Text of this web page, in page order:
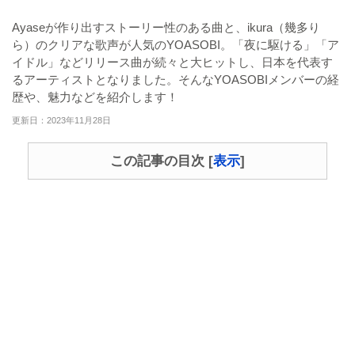
Ayaseが作り出すストーリー性のある曲と、ikura（幾多り
ら）のクリアな歌声が人気のYOASOBI。「夜に駆ける」「ア
イドル」などリリース曲が続々と大ヒットし、日本を代表す
るアーティストとなりました。そんなYOASOBIメンバーの経
歴や、魅力などを紹介します！
更新日：2023年11月28日
この記事の目次 [表示]